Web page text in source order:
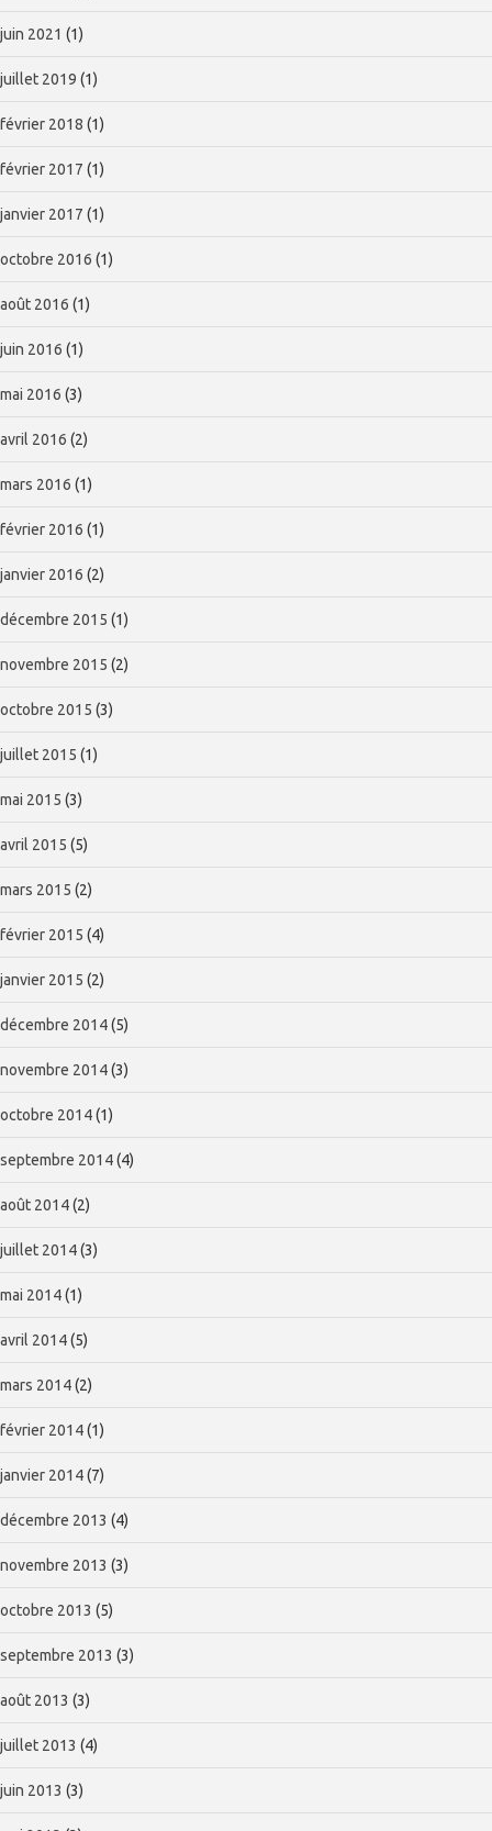
juin 2021 (1)
juillet 2019 (1)
février 2018 (1)
février 2017 (1)
janvier 2017 (1)
octobre 2016 (1)
août 2016 (1)
juin 2016 (1)
mai 2016 (3)
avril 2016 (2)
mars 2016 (1)
février 2016 (1)
janvier 2016 (2)
décembre 2015 (1)
novembre 2015 (2)
octobre 2015 (3)
juillet 2015 (1)
mai 2015 (3)
avril 2015 (5)
mars 2015 (2)
février 2015 (4)
janvier 2015 (2)
décembre 2014(5)
novembre 2014(3)
octobre 2014(1)
septembre 2014(4)
août 2014(2)
juillet 2014(3)
mai 2014(1)
avril 2014(5)
mars 2014(2)
février 2014(1)
janvier 2014(7)
décembre 2013 (4)
novembre 2013 (3)
octobre 2013 (5)
septembre 2013 (3)
août 2013 (3)
juillet 2013 (4)
juin 2013 (3)